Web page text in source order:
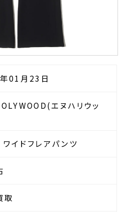
01月23日
エヌハリウッ
イドフレアパンツ
取